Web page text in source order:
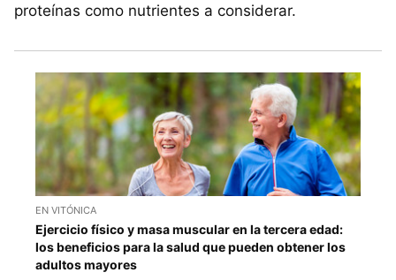
proteínas como nutrientes a considerar.
EN VITÓNICA
Ejercicio físico y masa muscular en la tercera edad:
los beneficios para la salud que pueden obtener los
adultos mayores